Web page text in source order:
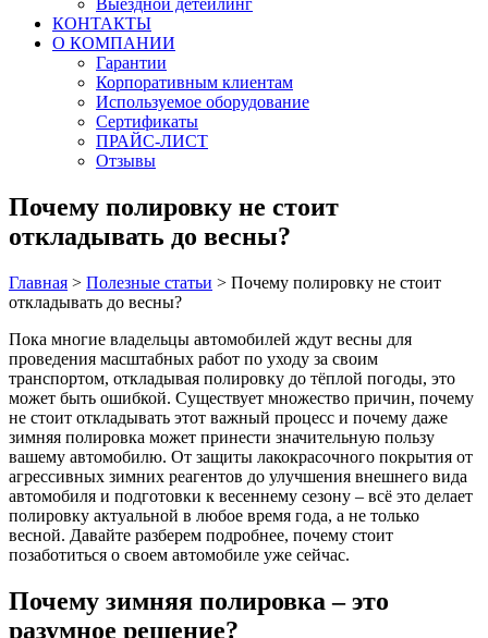
Выездной детейлинг
КОНТАКТЫ
О КОМПАНИИ
Гарантии
Корпоративным клиентам
Используемое оборудование
Сертификаты
ПРАЙС-ЛИСТ
Отзывы
Почему полировку не стоит
откладывать до весны?
Главная > Полезные статьи > Почему полировку не стоит
откладывать до весны?
Пока многие владельцы автомобилей ждут весны для
проведения масштабных работ по уходу за своим
транспортом, откладывая полировку до тёплой погоды, это
может быть ошибкой. Существует множество причин, почему
не стоит откладывать этот важный процесс и почему даже
зимняя полировка может принести значительную пользу
вашему автомобилю. От защиты лакокрасочного покрытия от
агрессивных зимних реагентов до улучшения внешнего вида
автомобиля и подготовки к весеннему сезону – всё это делает
полировку актуальной в любое время года, а не только
весной. Давайте разберем подробнее, почему стоит
позаботиться о своем автомобиле уже сейчас.
Почему зимняя полировка – это
разумное решение?